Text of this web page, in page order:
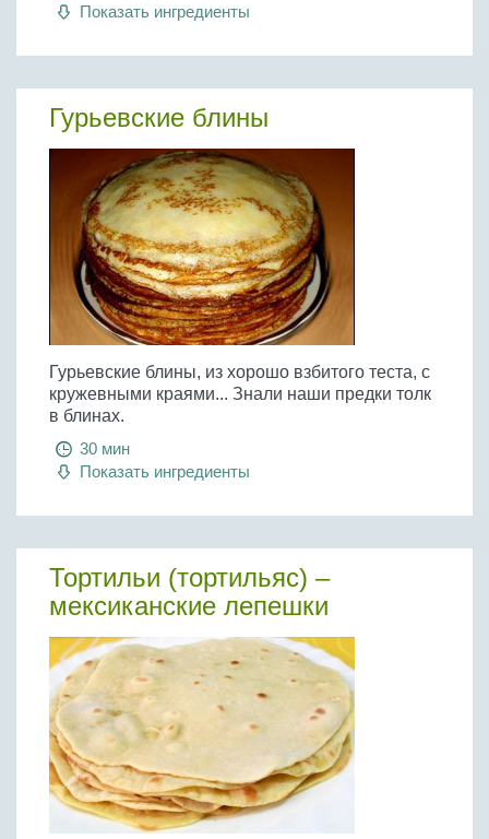
Показать ингредиенты
Гурьевские блины
Гурьевские блины, из хорошо взбитого теста, с
кружевными краями... Знали наши предки толк
в блинах.
30 мин
Показать ингредиенты
Тортильи (тортильяс) –
мексиканские лепешки